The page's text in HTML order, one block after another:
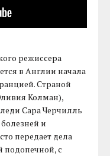
режиссера
в Англии начала
Страной
Колман),
Сара Черчилль
и
передает дела
подопечной, с